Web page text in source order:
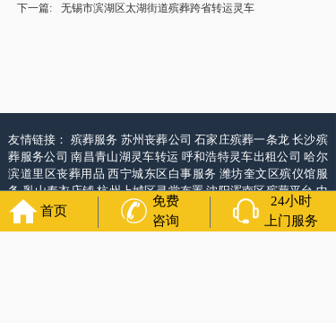
下一篇: 无锡市滨湖区太湖街道殡葬跨省转运灵车
友情链接： 殡葬服务 苏州丧葬公司石家庄殡葬一条龙长沙殡
葬服务公司南昌青山湖灵车转运 呼和浩特灵车出租公司哈尔
滨道里区丧葬用品西宁城东区白事服务潍坊奎文区殡仪馆服
务乳山寿衣店铺杭州上城区灵堂布置沈阳浑南区殡葬平台中
国墓地网中国非急救转运网网站建设 中国殡葬一条龙网中国
救护车网
葬花服务网
首页
免费
咨询
24小时
上门服务